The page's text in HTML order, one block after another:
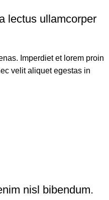
lectus ullamcorper
Imperdiet et lorem proin
velit aliquet egestas in
nisl bibendum.